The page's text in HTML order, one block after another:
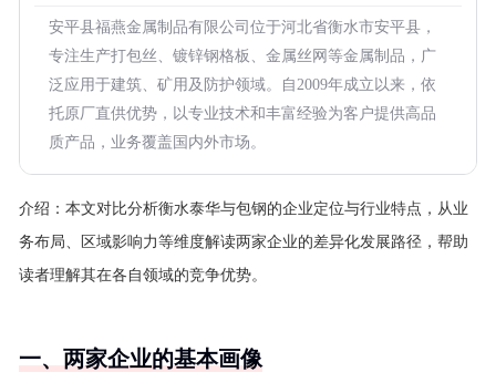
安平县福燕金属制品有限公司位于河北省衡水市安平县，
专注生产打包丝、镀锌钢格板、金属丝网等金属制品，广
泛应用于建筑、矿用及防护领域。自2009年成立以来，依
托原厂直供优势，以专业技术和丰富经验为客户提供高品
质产品，业务覆盖国内外市场。
介绍： 本文对比分析衡水泰华与包钢的企业定位与行业特点，从业
务布局、区域影响力等维度解读两家企业的差异化发展路径，帮助
读者理解其在各自领域的竞争优势。
一、两家企业的基本画像